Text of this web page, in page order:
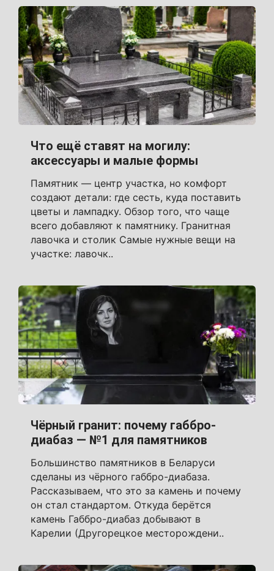
Что ещё ставят на могилу:
аксессуары и малые формы
Памятник — центр участка, но комфорт
создают детали: где сесть, куда поставить
цветы и лампадку. Обзор того, что чаще
всего добавляют к памятнику. Гранитная
лавочка и столик Самые нужные вещи на
участке: лавочк..
Чёрный гранит: почему габбро-
диабаз — №1 для памятников
Большинство памятников в Беларуси
сделаны из чёрного габбро-диабаза.
Рассказываем, что это за камень и почему
он стал стандартом. Откуда берётся
камень Габбро-диабаз добывают в
Карелии (Другорецкое месторождени..